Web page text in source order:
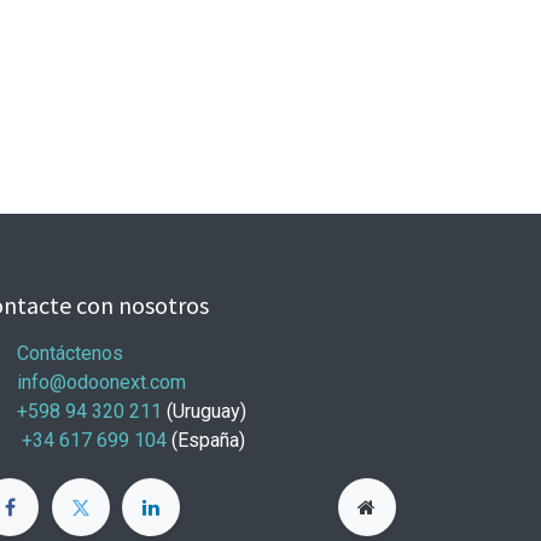
con nosotros
Contáctenos
info@odoonext.com
+598 94 320 211 (Uruguay)
+34 617 699 104(España)